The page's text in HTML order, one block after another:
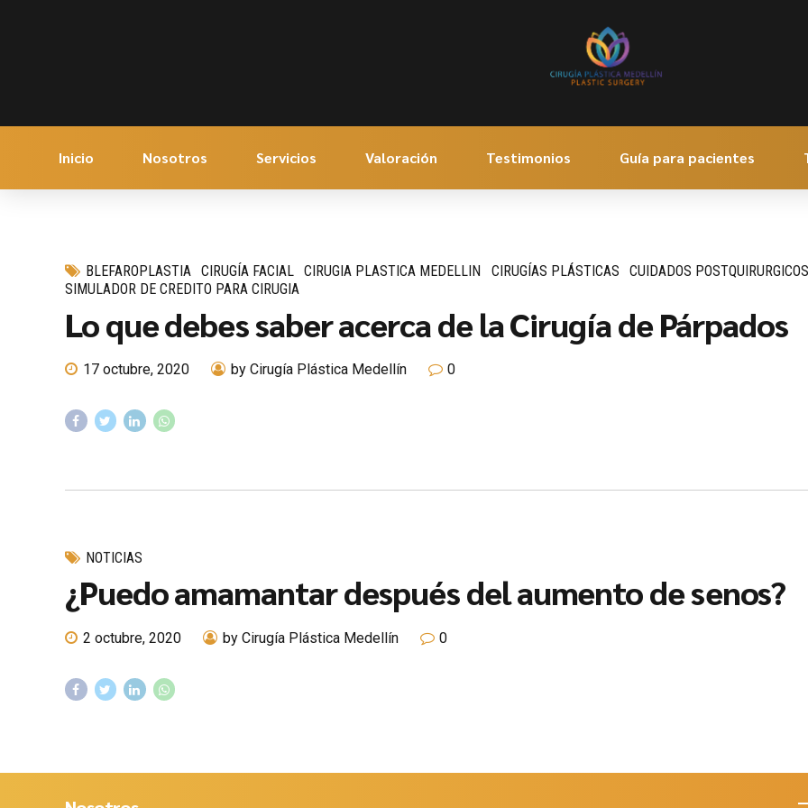
Inicio Nosotros Servicios Valoración Testimonios Guía para pacientes
BLEFAROPLASTIA CIRUGÍA FACIAL CIRUGIA PLASTICA MEDELLIN CIRUGÍAS PLÁSTICAS CUIDADOS POSTQUIRURGICOS
SIMULADOR DE CREDITO PARA CIRUGIA
Lo que debes saber acerca de la Cirugía de Párpados
17 octubre, 2020 by Cirugía Plástica Medellín 0
NOTICIAS
¿Puedo amamantar después del aumento de senos?
2 octubre, 2020 by Cirugía Plástica Medellín 0